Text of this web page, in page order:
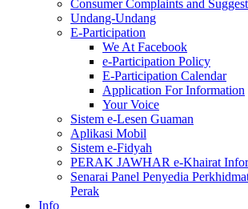
Consumer Complaints and
Undang-Undang
E-Participation
We At Facebook
e-Participation Policy
E-Participation Calendar
Application For Information
Your Voice
Sistem e-Lesen Guaman
Aplikasi Mobil
Sistem e-Fidyah
PERAK JAWHAR e-Khairat
Senarai Panel Penyedia
Perak
Info